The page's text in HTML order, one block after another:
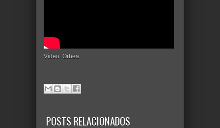
Vídeo: Orbea
POSTS RELACIONADOS